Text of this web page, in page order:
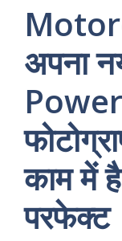
अपना
काम में
परफेक्ट